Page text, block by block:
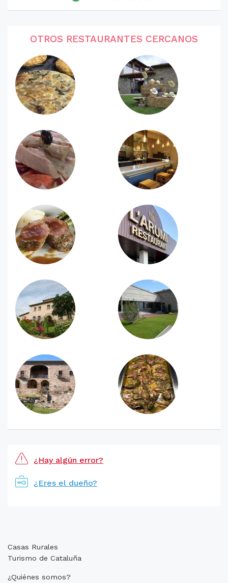
OTROS RESTAURANTES CERCANOS
¿Hay algún error?
¿Eres el dueño?
Casas Rurales
Turismo de Cataluña
¿Quiénes somos?